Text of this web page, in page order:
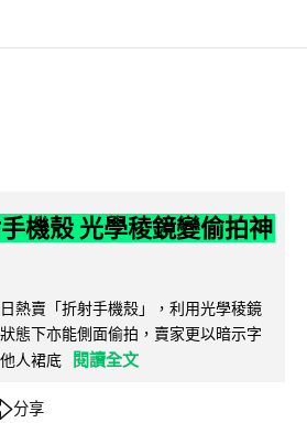
機殼 光學稜鏡變偷拍神
熱賣「折射手機殼」，利用光學稜鏡
態下亦能側面偷拍，賣家更以暗示字
人裙底
閱讀全文
分享